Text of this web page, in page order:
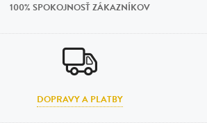
100% SPOKOJNOSŤ ZÁKAZNÍKOV
DOPRAVY A PLATBY